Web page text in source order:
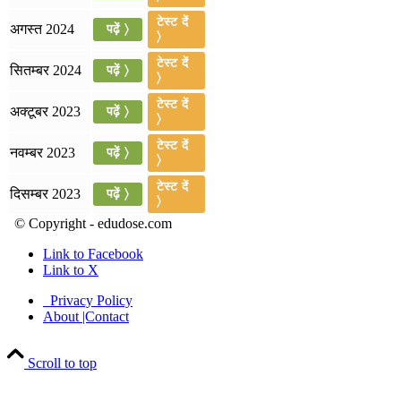
अगस्त 2024 पढ़ें 〉
टेस्ट दें
〉
सितम्बर 2024 पढ़ें 〉
टेस्ट दें
〉
अक्टूबर 2023 पढ़ें 〉
टेस्ट दें
〉
नवम्बर 2023 पढ़ें 〉
टेस्ट दें
〉
दिसम्बर 2023 पढ़ें 〉
टेस्ट दें
〉
© Copyright - edudose.com
Link to Facebook
Link to X
Privacy Policy
About |Contact
Scroll to top